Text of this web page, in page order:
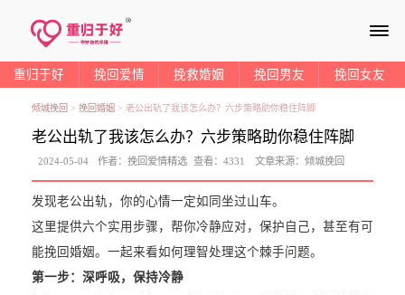
≡
重归于好 挽回爱情 挽救婚姻 挽回男友 挽回女友
倾城挽回 > 挽回婚姻 > 老公出轨了我该怎么办？六步策略助你稳住阵脚
老公出轨了我该怎么办？六步策略助你稳住阵脚
2024-05-04 作者：挽回爱情精选 查看：4331 文章来源： 倾城挽回
发现老公出轨，你的心情一定如同坐过山车。
这里提供六个实用步骤，帮你冷静应对，保护自己，甚至有可
能挽回婚姻。一起来看如何理智处理这个棘手问题。
第一步：深呼吸，保持冷静